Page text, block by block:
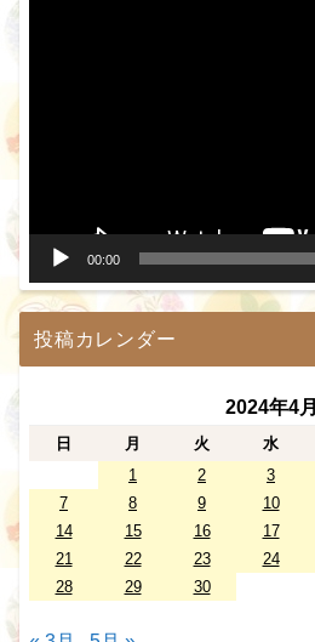
00:00
投稿カレンダー
2024年4月
日 月 火 水
1
2 3
7
8 9 10
14
15 16 17
21
22 23 24
28
29 30